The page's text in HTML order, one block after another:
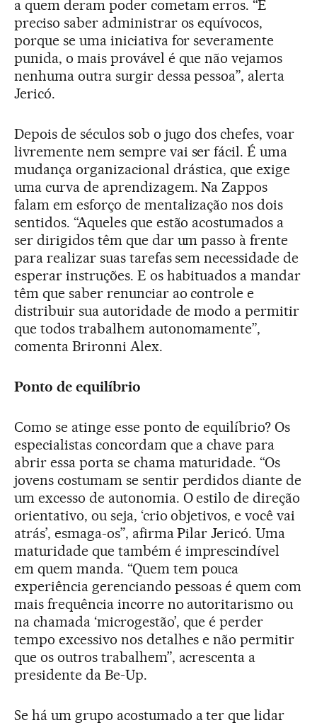
a quem deram poder cometam erros. “É
preciso saber administrar os equívocos,
porque se uma iniciativa for severamente
punida, o mais provável é que não vejamos
nenhuma outra surgir dessa pessoa”, alerta
Jericó.
Depois de séculos sob o jugo dos chefes, voar
livremente nem sempre vai ser fácil. É uma
mudança organizacional drástica, que exige
uma curva de aprendizagem. Na Zappos
falam em esforço de mentalização nos dois
sentidos. “Aqueles que estão acostumados a
ser dirigidos têm que dar um passo à frente
para realizar suas tarefas sem necessidade de
esperar instruções. E os habituados a mandar
têm que saber renunciar ao controle e
distribuir sua autoridade de modo a permitir
que todos trabalhem autonomamente”,
comenta Brironni Alex.
Ponto de equilíbrio
Como se atinge esse ponto de equilíbrio? Os
especialistas concordam que a chave para
abrir essa porta se chama maturidade. “Os
jovens costumam se sentir perdidos diante de
um excesso de autonomia. O estilo de direção
orientativo, ou seja, ‘crio objetivos, e você vai
atrás’, esmaga-os”, afirma Pilar Jericó. Uma
maturidade que também é imprescindível
em quem manda. “Quem tem pouca
experiência gerenciando pessoas é quem com
mais frequência incorre no autoritarismo ou
na chamada ‘microgestão’, que é perder
tempo excessivo nos detalhes e não permitir
que os outros trabalhem”, acrescenta a
presidente da Be-Up.
Se há um grupo acostumado a ter que lidar